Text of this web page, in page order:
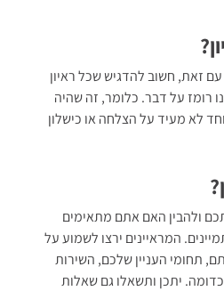
בממוצע 30 דק'. עם זאת, חשוב להדגיש שכל ראיון
רומז על דבר. כלומר, זה שהיה
לא מעיד על הצלחה או כישלון
ולהבין האם אתם מתאימים
המראיינים ירצו לשמוע על
תחומי העניין שלכם, השירות
יתכן ותשאלו גם שאלות